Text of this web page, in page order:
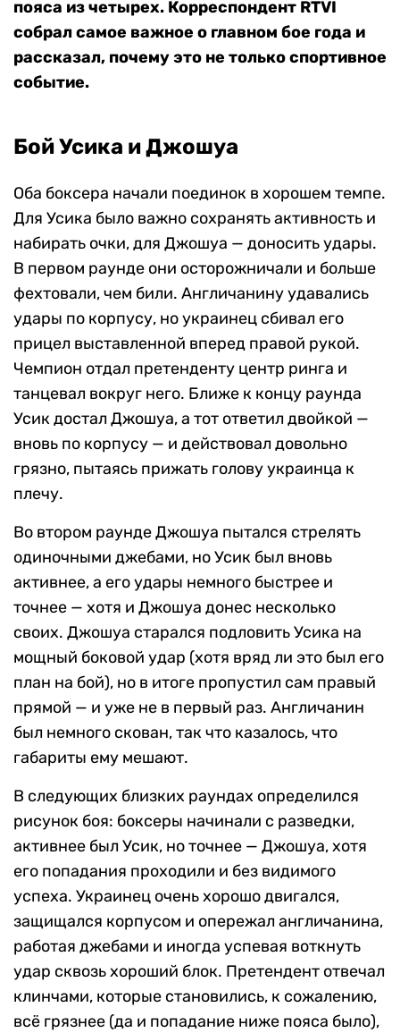
пояса из четырех. Корреспондент RTVI
собрал самое важное о главном бое года и
рассказал, почему это не только спортивное
событие.
Бой Усика и Джошуа
Оба боксера начали поединок в хорошем темпе.
Для Усика было важно сохранять активность и
набирать очки, для Джошуа — доносить удары.
В первом раунде они осторожничали и больше
фехтовали, чем били. Англичанину удавались
удары по корпусу, но украинец сбивал его
прицел выставленной вперед правой рукой.
Чемпион отдал претенденту центр ринга и
танцевал вокруг него. Ближе к концу раунда
Усик достал Джошуа, а тот ответил двойкой —
вновь по корпусу — и действовал довольно
грязно, пытаясь прижать голову украинца к
плечу.
Во втором раунде Джошуа пытался стрелять
одиночными джебами, но Усик был вновь
активнее, а его удары немного быстрее и
точнее — хотя и Джошуа донес несколько
своих. Джошуа старался подловить Усика на
мощный боковой удар (хотя вряд ли это был его
план на бой), но в итоге пропустил сам правый
прямой — и уже не в первый раз. Англичанин
был немного скован, так что казалось, что
габариты ему мешают.
В следующих близких раундах определился
рисунок боя: боксеры начинали с разведки,
активнее был Усик, но точнее — Джошуа, хотя
его попадания проходили и без видимого
успеха. Украинец очень хорошо двигался,
защищался корпусом и опережал англичанина,
работая джебами и иногда успевая воткнуть
удар сквозь хороший блок. Претендент отвечал
клинчами, которые становились, к сожалению,
всё грязнее (да и попадание ниже пояса было),